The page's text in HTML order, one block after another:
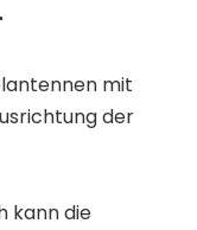
mit
der
kann die